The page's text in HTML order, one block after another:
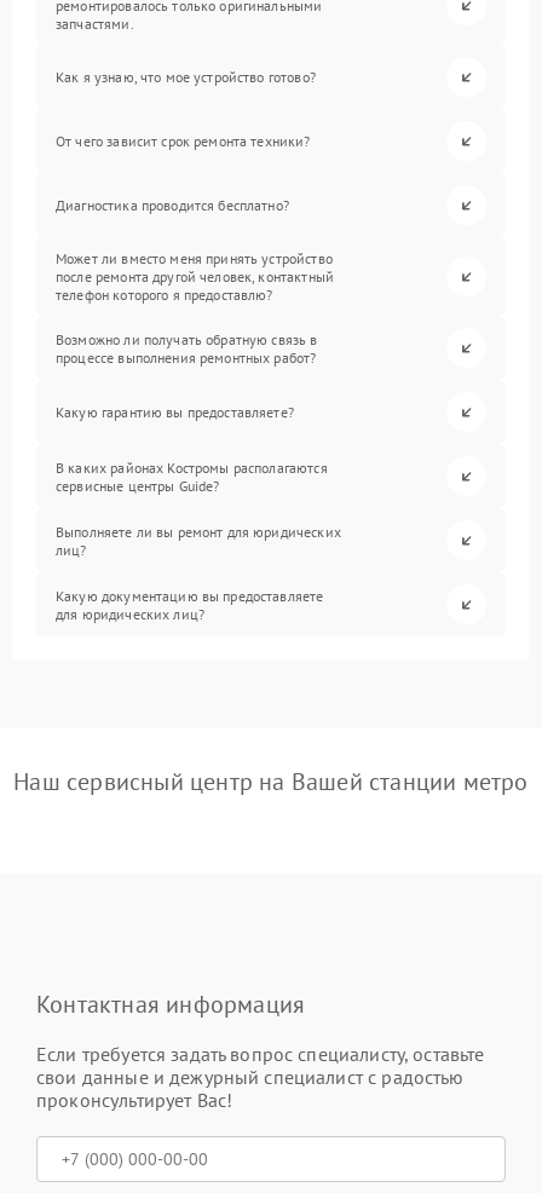
ремонтировалось только оригинальными
запчастями.
Как я узнаю, что мое устройство готово?
От чего зависит срок ремонта техники?
Диагностика проводится бесплатно?
Может ли вместо меня принять устройство
после ремонта другой человек, контактный
телефон которого я предоставлю?
Возможно ли получать обратную связь в
процессе выполнения ремонтных работ?
Какую гарантию вы предоставляете?
В каких районах Костромы располагаются
сервисные центры Guide?
Выполняете ли вы ремонт для юридических
лиц?
Какую документацию вы предоставляете
для юридических лиц?
Наш сервисный центр на Вашей станции метро
Контактная информация
Если требуется задать вопрос специалисту, оставьте
свои данные и дежурный специалист с радостью
проконсультирует Вас!